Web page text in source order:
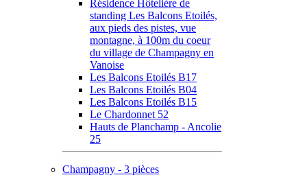
Résidence Hôtelière de
standing Les Balcons Etoilés,
aux pieds des pistes, vue
montagne, à 100m du coeur
du village de Champagny en
Vanoise
Les Balcons Etoilés B17
Les Balcons Etoilés B04
Les Balcons Etoilés B15
Le Chardonnet 52
Hauts de Planchamp - Ancolie
25
Champagny - 3 pièces